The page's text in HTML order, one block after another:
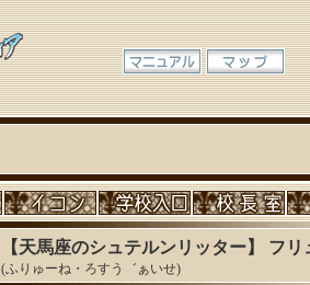
【天馬座のシュテルンリッター】 フ
(ふりゅーね・ろすう゛ぁいせ)